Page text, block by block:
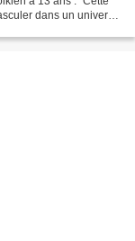
dans un univers